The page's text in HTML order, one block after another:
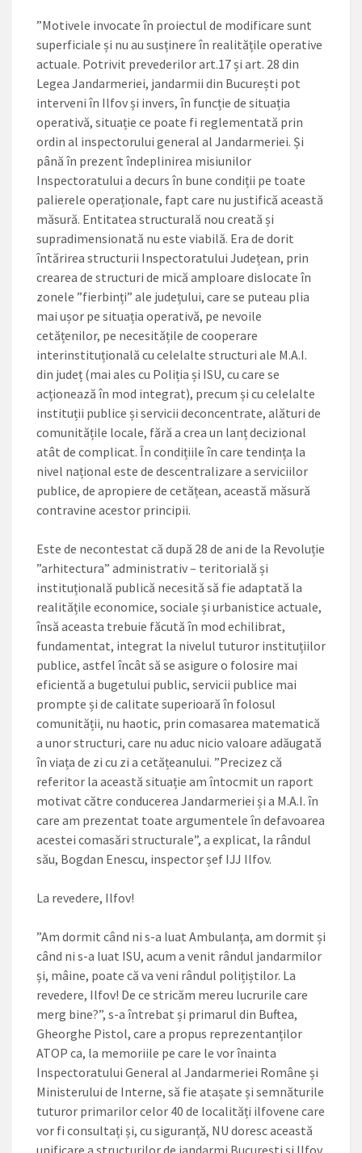
”Motivele invocate în proiectul de modificare sunt
superficiale și nu au susținere în realitățile operative
actuale. Potrivit prevederilor art.17 și art. 28 din
Legea Jandarmeriei, jandarmii din București pot
interveni în Ilfov și invers, în funcție de situația
operativă, situație ce poate fi reglementată prin
ordin al inspectorului general al Jandarmeriei. Și
până în prezent îndeplinirea misiunilor
Inspectoratului a decurs în bune condiții pe toate
palierele operaționale, fapt care nu justifică această
măsură. Entitatea structurală nou creată și
supradimensionată nu este viabilă. Era de dorit
întărirea structurii Inspectoratului Județean, prin
crearea de structuri de mică amploare dislocate în
zonele ”fierbinți” ale județului, care se puteau plia
mai ușor pe situația operativă, pe nevoile
cetățenilor, pe necesitățile de cooperare
interinstituțională cu celelalte structuri ale M.A.I.
din județ (mai ales cu Poliția și ISU, cu care se
acționează în mod integrat), precum și cu celelalte
instituții publice și servicii deconcentrate, alături de
comunitățile locale, fără a crea un lanț decizional
atât de complicat. În condițiile în care tendința la
nivel național este de descentralizare a serviciilor
publice, de apropiere de cetățean, această măsură
contravine acestor principii.
Este de necontestat că după 28 de ani de la Revoluție
”arhitectura” administrativ – teritorială și
instituțională publică necesită să fie adaptată la
realitățile economice, sociale și urbanistice actuale,
însă aceasta trebuie făcută în mod echilibrat,
fundamentat, integrat la nivelul tuturor instituțiilor
publice, astfel încât să se asigure o folosire mai
eficientă a bugetului public, servicii publice mai
prompte și de calitate superioară în folosul
comunității, nu haotic, prin comasarea matematică
a unor structuri, care nu aduc nicio valoare adăugată
în viața de zi cu zi a cetățeanului. ”Precizez că
referitor la această situație am întocmit un raport
motivat către conducerea Jandarmeriei și a M.A.I. în
care am prezentat toate argumentele în defavoarea
acestei comasări structurale”, a explicat, la rândul
său, Bogdan Enescu, inspector șef IJJ Ilfov.
La revedere, Ilfov!
”Am dormit când ni s-a luat Ambulanța, am dormit și
când ni s-a luat ISU, acum a venit rândul jandarmilor
și, mâine, poate că va veni rândul polițiștilor. La
revedere, Ilfov! De ce stricăm mereu lucrurile care
merg bine?”, s-a întrebat și primarul din Buftea,
Gheorghe Pistol, care a propus reprezentanților
ATOP ca, la memoriile pe care le vor înainta
Inspectoratului General al Jandarmeriei Române și
Ministerului de Interne, să fie atașate și semnăturile
tuturor primarilor celor 40 de localități ilfovene care
vor fi consultați și, cu siguranță, NU doresc această